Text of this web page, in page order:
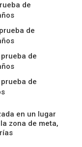
de
de
de
de
en un lugar
zona de meta,